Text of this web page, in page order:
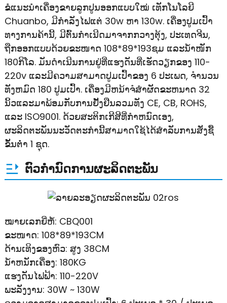
ຂໍແນະນຳເຄື່ອງຂາຍລູກປູນອອກແບບໃໝ່ ເທັກໂນໂລຍີ
Chuanbo, ມີກຳລັງໄຟແຕ່ 30w ຫາ 130w. ເຄື່ອງປູມເປົ້າ
ທາງການຄ້ານີ້, ມີຕົ້ນກຳເນີດມາຈາກກວາງຕຸ້ງ, ປະເທດຈີນ,
ຖືກອອກແບບດ້ວຍຂະໜາດ 108*89*193ຊມ ແລະນ້ຳໜັກ
180ກິໂລ. ມັນດໍາເນີນການຢູ່ທີ່ແຮງດັນທີ່ເຮັດວຽກຂອງ 110-
220v ແລະມີຄວາມສາມາດປູມເປົ້າຂອງ 6 ປະເພດ, ຈໍານວນ
ທັງຫມົດ 180 ປູມເປົ້າ. ເຄື່ອງມີຫນ້າຈໍສໍາຜັດຂະຫນາດ 32
ນິ້ວແລະມາພ້ອມກັບການຢັ້ງຢືນລວມທັງ CE, CB, ROHS,
ແລະ ISO9001. ດ້ວຍສະຕິກເກີສີທີ່ກໍາຫນົດເອງ,
ຜະລິດຕະພັນນະວັດຕະກໍານີ້ສາມາດໃຊ້ໄດ້ສໍາລັບການສັ່ງຊື້
ຂັ້ນຕ່ໍາ 1 ຊຸດ.
ຕົວກໍານົດການຜະລິດຕະພັນ
ໝາຍເລກຍີ່ຫໍ້: CBQ001
ຂະໜາດ: 108*89*193CM
ດ້ານເທິງຂອງຫົວ: ສູງ 38CM
ນ້ໍາຫນັກເຄື່ອງ: 180KG
ແຮງດັນໄຟຟ້າ: 110-220V
ພະລັງງານ: 30W ~ 130W